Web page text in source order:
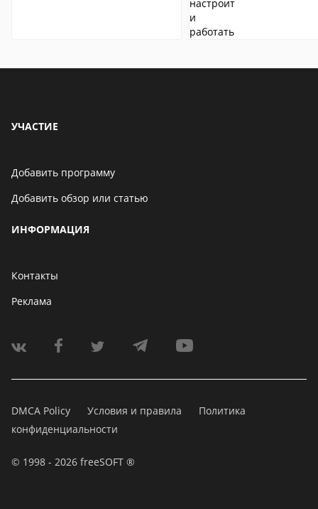
УЧАСТИЕ
Добавить программу
Добавить обзор или статью
ИНФОРМАЦИЯ
Контакты
Реклама
DMCA Policy Условия и правила
Политика
конфиденциальности
© 1998 - 2026 freeSOFT ®